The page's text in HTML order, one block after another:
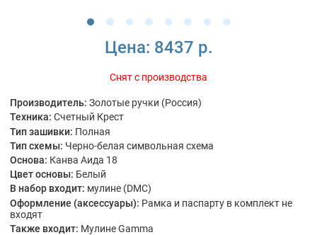
Цена: 8437 р.
Снят с производства
Производитель: Золотые ручки (Россия)
Техника: Счетный Крест
Тип зашивки: Полная
Тип схемы: Черно-белая символьная схема
Основа: Канва Аида 18
Цвет основы: Белый
В набор входит: мулине (DMC)
Оформление (аксессуары): Рамка и паспарту в комплект не
входят
Также входит: Мулине Gamma